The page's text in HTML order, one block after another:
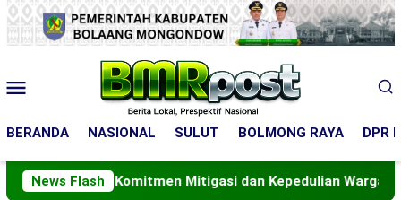
Loncat
ke
konten
Mobile
BERANDA NASIONAL SULUT BOLMONG RAYA DPR
News Flash
Komitmen Mitigasi dan Kepedulian Warga